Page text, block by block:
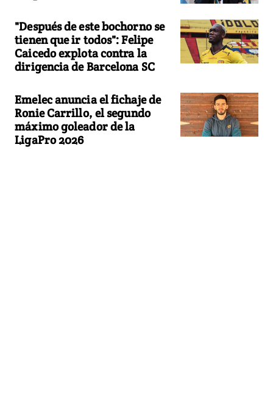
"Después de este bochorno se
tienen que ir todos": Felipe
Caicedo explota contra la
dirigencia de Barcelona SC
Emelec anuncia el fichaje de
Ronie Carrillo, el segundo
máximo goleador de la
LigaPro 2026